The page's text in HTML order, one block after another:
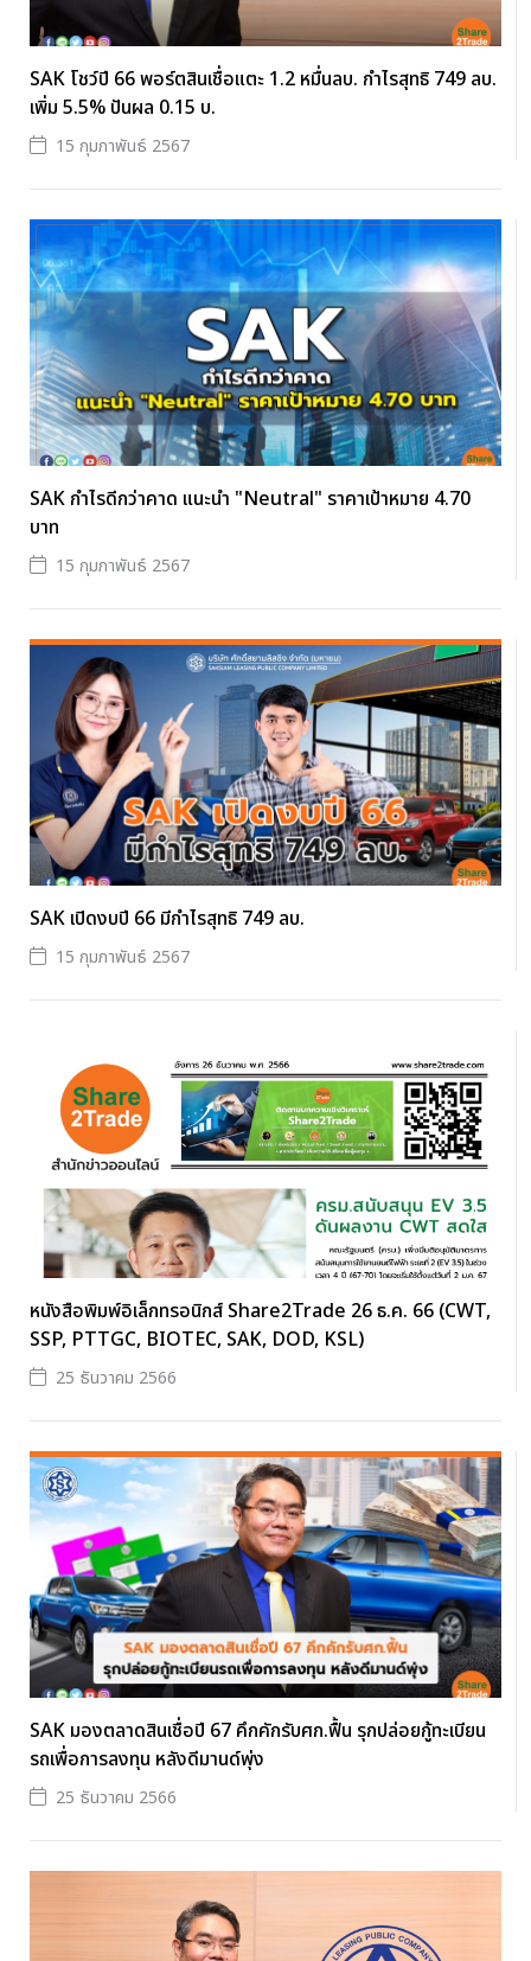
SAK โชว์ปี 66 พอร์ตสินเชื่อแตะ 1.2 หมื่นลบ. กำไรสุทธิ 749 ลบ.
เพิ่ม 5.5% ปันผล 0.15 บ.
15 กุมภาพันธ์ 2567
SAK กำไรดีกว่าคาด แนะนำ "Neutral" ราคาเป้าหมาย 4.70
บาท
15 กุมภาพันธ์ 2567
SAK เปิดงบปี 66 มีกำไรสุทธิ 749 ลบ.
15 กุมภาพันธ์ 2567
หนังสือพิมพ์อิเล็กทรอนิกส์ Share2Trade 26 ธ.ค. 66 (CWT,
SSP, PTTGC, BIOTEC, SAK, DOD, KSL)
25 ธันวาคม 2566
SAK มองตลาดสินเชื่อปี 67 คึกคักรับศก.ฟื้น รุกปล่อยกู้ทะเบียน
รถเพื่อการลงทุน หลังดีมานด์พุ่ง
25 ธันวาคม 2566